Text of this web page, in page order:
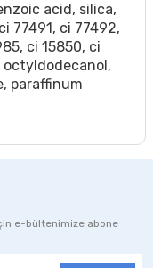
acid, silica,
77491, ci 77492,
ci 15850, ci
octyldodecanol,
paraffinum
e-bültenimize abone